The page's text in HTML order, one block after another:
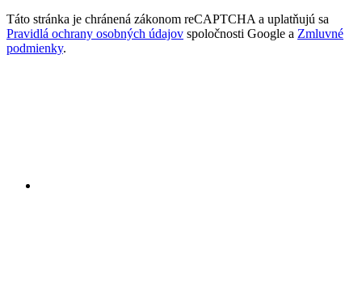
Táto stránka je chránená zákonom reCAPTCHA a uplatňujú sa
Pravidlá ochrany osobných údajov spoločnosti Google a Zmluvné
podmienky.